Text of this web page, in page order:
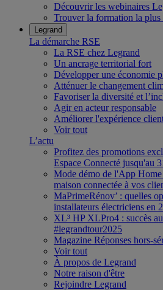
Découvrir les webinaires
Trouver la formation la plus
Legrand
La démarche RSE
La RSE chez Legrand
Un ancrage territorial fort
Développer une économie
Atténuer le changement
Favoriser la diversité et
Agir en acteur responsable
Améliorer l'expérience
Voir tout
L’actu
Profitez des promotions
Espace Connecté jusqu'au
Mode démo de l'App
maison connectée à vos
MaPrimeRénov’ : quelles
installateurs électriciens en
XL³ HP XLPro4 : succès
#legrandtour2025
Magazine Réponses hors-
Voir tout
À propos de Legrand
Notre raison d'être
Rejoindre Legrand